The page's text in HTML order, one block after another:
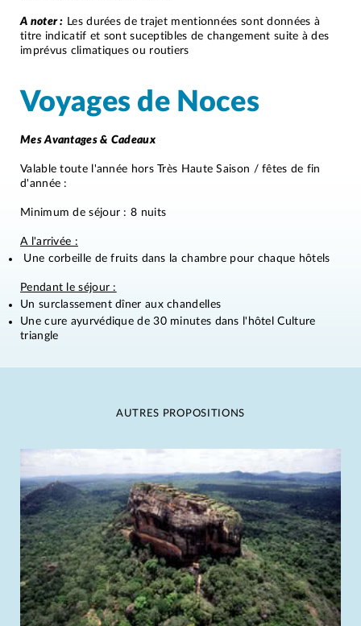
A noter : Les durées de trajet mentionnées sont données à
titre indicatif et sont suceptibles de changement suite à des
imprévus climatiques ou routiers
Voyages de Noces
Mes Avantages & Cadeaux
Valable toute l'année hors Très Haute Saison / fêtes de fin
d'année :
Minimum de séjour : 8 nuits
A l'arrivée :
Une corbeille de fruits dans la chambre pour chaque hôtels
Pendant le séjour :
Un surclassement dîner aux chandelles
Une cure ayurvédique de 30 minutes dans l'hôtel Culture
triangle
AUTRES PROPOSITIONS